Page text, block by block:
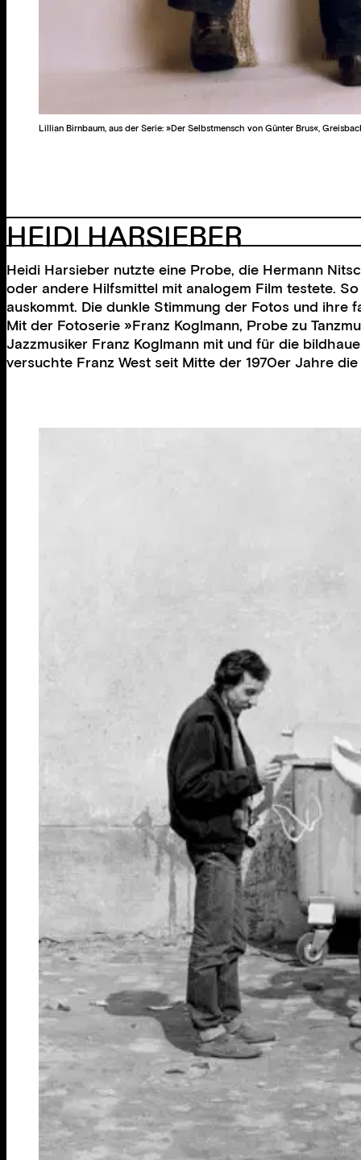
Lillian Birnbaum, aus der Serie: »Der Selbstmensch von Günter Brus«,
HEIDI HARSIEBER
Heidi Harsieber nutzte eine Probe, die Hermann
oder andere Hilfsmittel mit analogem Film testete.
auskommt. Die dunkle Stimmung der Fotos und
Mit der Fotoserie »Franz Koglmann, Probe zu
Jazzmusiker Franz Koglmann mit und für die
versuchte Franz West seit Mitte der 1970er Jahre